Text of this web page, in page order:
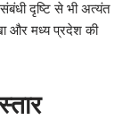
दृष्टि से भी अत्यंत
और मध्य प्रदेश की